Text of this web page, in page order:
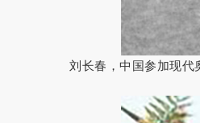
刘长春，中国参加现代